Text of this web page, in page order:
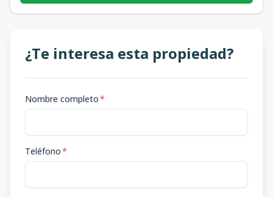
¿Te interesa esta propiedad?
Nombre completo*
Teléfono*